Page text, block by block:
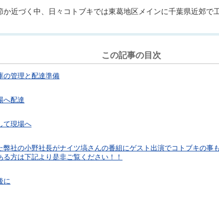
か近づく中、日々コトブキでは東葛地区メインに千葉県近郊で
この記事の目次
の管理と配達準備
へ配達
て現場へ
弊社の小野社長がナイツ塙さんの番組にゲスト出演でコトブキの事
る方は下記より是非ご覧ください！！
に